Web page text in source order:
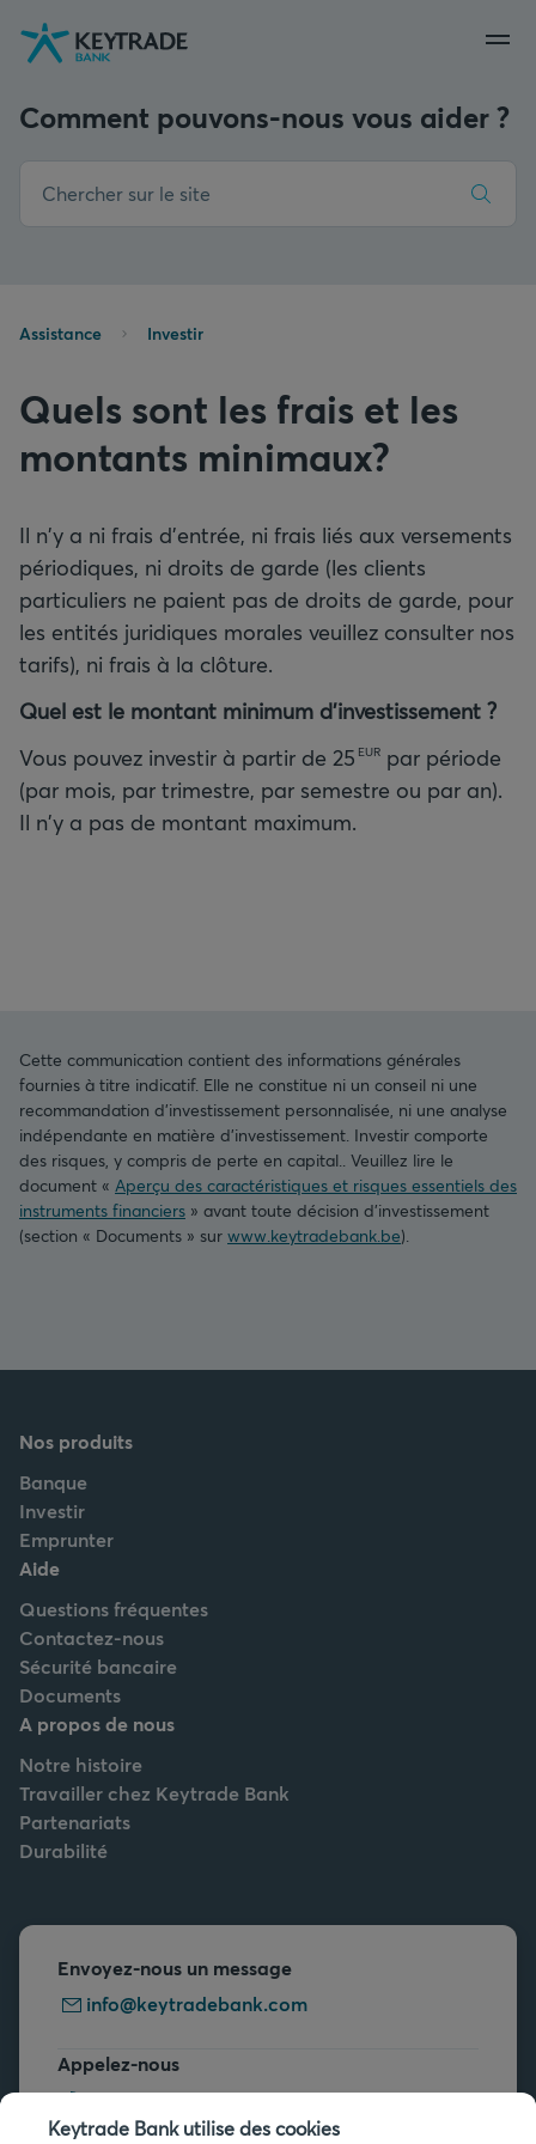
Aller
navigation
Aller
connexion
Aller
au
Comment pouvons-nous vous aider ?
Assistance Investir
Quels sont les frais et les
montants minimaux?
Il n'y a ni frais d'entrée, ni frais liés aux versements
périodiques, ni droits de garde (les clients
particuliers ne paient pas de droits de garde, pour
les entités juridiques morales veuillez consulter nos
tarifs), ni frais à la clôture.
Quel est le montant minimum d'investissement ?
Vous pouvez investir à partir de 25 EUR par période
(par mois, par trimestre, par semestre ou par an).
Il n'y a pas de montant maximum.
Cette communication contient des informations générales
fournies à titre indicatif. Elle ne constitue ni un conseil ni une
recommandation d’investissement personnalisée, ni une analyse
indépendante en matière d’investissement. Investir comporte
des risques, y compris de perte en capital.. Veuillez lire le
document « Aperçu des caractéristiques et risques essentiels des
instruments financiers » avant toute décision d’investissement
(section « Documents » sur www.keytradebank.be).
Nos produits
Banque
Investir
Emprunter
Aide
Questions fréquentes
Contactez-nous
Sécurité bancaire
Documents
A propos de nous
Notre histoire
Travailler chez Keytrade Bank
Partenariats
Durabilité
Envoyez-nous un message
info@keytradebank.com
Appelez-nous
+32 2 679 90 00
Keytrade Bank utilise des cookies